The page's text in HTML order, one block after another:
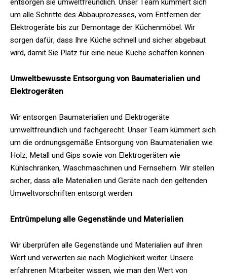
um alle Schritte des Abbauprozesses, vom Entfernen der
Elektrogeräte bis zur Demontage der Küchenmöbel. Wir
sorgen dafür, dass Ihre Küche schnell und sicher abgebaut
wird, damit Sie Platz für eine neue Küche schaffen können.
Umweltbewusste Entsorgung von Baumaterialien und
Elektrogeräten
Wir entsorgen Baumaterialien und Elektrogeräte
umweltfreundlich und fachgerecht. Unser Team kümmert sich
um die ordnungsgemäße Entsorgung von Baumaterialien wie
Holz, Metall und Gips sowie von Elektrogeräten wie
Kühlschränken, Waschmaschinen und Fernsehern. Wir stellen
sicher, dass alle Materialien und Geräte nach den geltenden
Umweltvorschriften entsorgt werden.
Entrümpelung alle Gegenstände und Materialien
Wir überprüfen alle Gegenstände und Materialien auf ihren
Wert und verwerten sie nach Möglichkeit weiter. Unsere
erfahrenen Mitarbeiter wissen, wie man den Wert von